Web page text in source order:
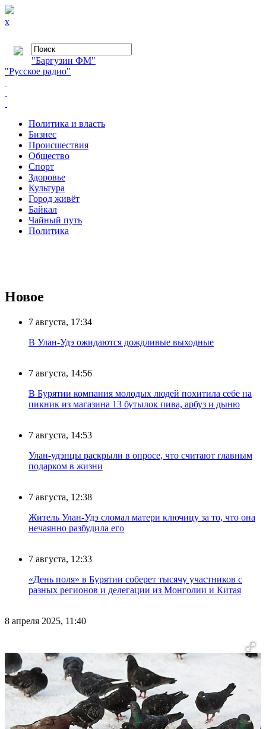
x
"Баргузин ФМ"
"Русское радио"
Политика и власть
Бизнес
Происшествия
Общество
Cпорт
Здоровье
Культура
Город живёт
Байкал
Чайный путь
Политика
Новое
7 августа, 17:34
В Улан-Удэ ожидаются дождливые выходные
7 августа, 14:56
В Бурятии компания молодых людей похитила себе на
пикник из магазина 13 бутылок пива, арбуз и дыню
7 августа, 14:53
Улан-удэнцы раскрыли в опросе, что считают главным
подарком в жизни
7 августа, 12:38
Житель Улан-Удэ сломал матери ключицу за то, что она
нечаянно разбудила его
7 августа, 12:33
«День поля» в Бурятии соберет тысячу участников с
разных регионов и делегации из Монголии и Китая
8 апреля 2025, 11:40